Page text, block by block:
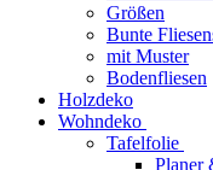
Größen
Bunte
mit Muster
Bodenfliesen
Holzdeko
Wohndeko
Tafelfolie
Planer